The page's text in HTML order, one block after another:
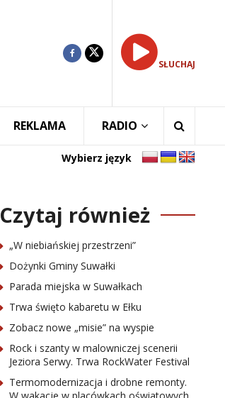
SŁUCHAJ
REKLAMA RADIO
Wybierz język
Czytaj również
„W niebiańskiej przestrzeni”
Dożynki Gminy Suwałki
Parada miejska w Suwałkach
Trwa święto kabaretu w Ełku
Zobacz nowe „misie” na wyspie
Rock i szanty w malowniczej scenerii
Jeziora Serwy. Trwa RockWater Festival
Termomodernizacja i drobne remonty.